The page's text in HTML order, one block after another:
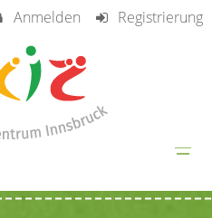
Anmelden Registrierung